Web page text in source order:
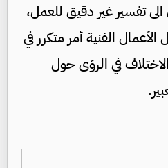
تفسير غير دقيق للعمل،
الفنية أمر متكرر في
في الرؤى حول